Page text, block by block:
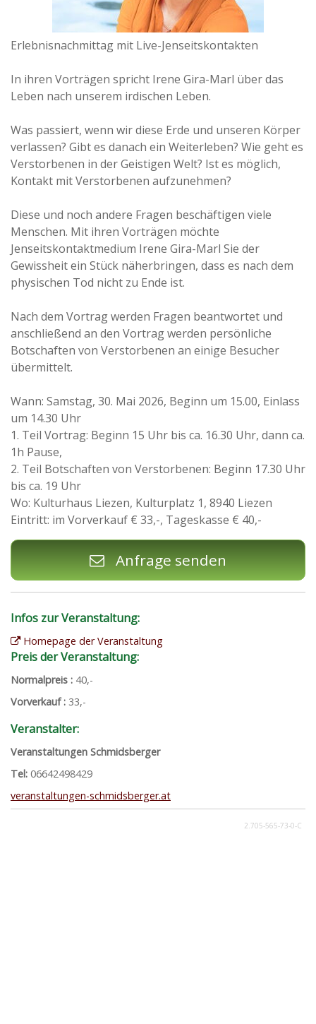
Erlebnisnachmittag mit Live-Jenseitskontakten
In ihren Vorträgen spricht Irene Gira-Marl über das
Leben nach unserem irdischen Leben.
Was passiert, wenn wir diese Erde und unseren Körper
verlassen? Gibt es danach ein Weiterleben? Wie geht es
Verstorbenen in der Geistigen Welt? Ist es möglich,
Kontakt mit Verstorbenen aufzunehmen?
Diese und noch andere Fragen beschäftigen viele
Menschen. Mit ihren Vorträgen möchte
Jenseitskontaktmedium Irene Gira-Marl Sie der
Gewissheit ein Stück näherbringen, dass es nach dem
physischen Tod nicht zu Ende ist.
Nach dem Vortrag werden Fragen beantwortet und
anschließend an den Vortrag werden persönliche
Botschaften von Verstorbenen an einige Besucher
übermittelt.
Wann: Samstag, 30. Mai 2026, Beginn um 15.00, Einlass
um 14.30 Uhr
1. Teil Vortrag: Beginn 15 Uhr bis ca. 16.30 Uhr, dann ca.
1h Pause,
2. Teil Botschaften von Verstorbenen: Beginn 17.30 Uhr
bis ca. 19 Uhr
Wo: Kulturhaus Liezen, Kulturplatz 1, 8940 Liezen
Eintritt: im Vorverkauf € 33,-, Tageskasse € 40,-
Anfrage senden
Infos zur Veranstaltung:
Homepage der Veranstaltung
Preis der Veranstaltung:
Normalpreis : 40,-
Vorverkauf : 33,-
Veranstalter:
Veranstaltungen Schmidsberger
Tel: 06642498429
veranstaltungen-schmidsberger.at
2.705-565-73-0-C